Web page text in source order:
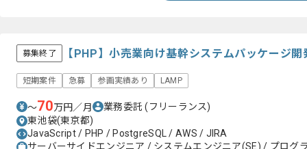
募集終了 【PHP】小売業向け基幹システムパッケージ
短期案件 急募 参画実績あり LAMP
〜70万円／月 業務委託(フリーランス)
東池袋(東京都)
JavaScript / PHP / PostgreSQL / AWS / JIRA
サーバーサイドエンジニア / システムエンジニア(SE) / プログ